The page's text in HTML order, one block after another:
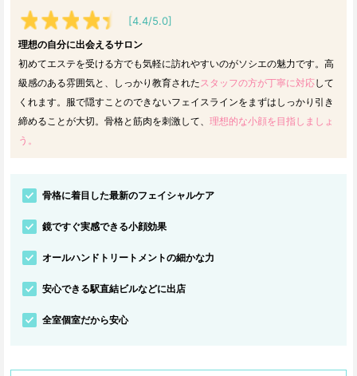
[4.4/5.0]
理想の自分に出会えるサロン
初めてエステを受ける方でも気軽に訪れやすいのがソシエの魅力です。高
級感のある雰囲気と、しっかり教育された スタッフの方が丁寧に対応して
くれます。服で隠すことのできないフェイスラインをまずはしっかり引き
締めることが大切。骨格と筋肉を刺激して、 理想的な小顔を目指しましょ
う。
骨格に着目した最新のフェイシャルケア
鏡ですぐ実感できる小顔効果
オールハンドトリートメントの細かな力
安心できる駅直結ビルなどに出店
全室個室だから安心